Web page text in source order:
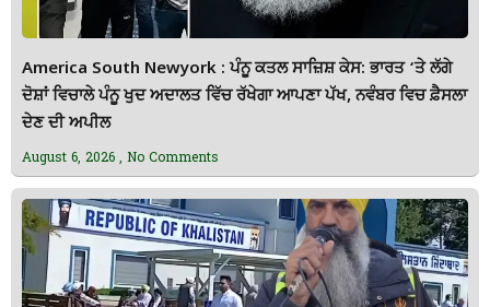
America South Newyork : ਪੰਨੂ ਕਤਲ ਸਾਜ਼ਿਸ਼ ਕੇਸ: ਭਾਰਤ ‘ਤੇ ਲੱਗੇ
ਦੋਸ਼ਾਂ ਵਿਚਾਲੇ ਪੰਨੂ ਖੁਦ ਅਦਾਲਤ ਵਿੱਚ ਰੱਖੇਗਾ ਆਪਣਾ ਪੱਖ, ਨਵੰਬਰ ਵਿਚ ਫ਼ੈਸਲਾ
ਦੇਣ ਦੀ ਅਪੀਲ
August 6, 2026 No Comments